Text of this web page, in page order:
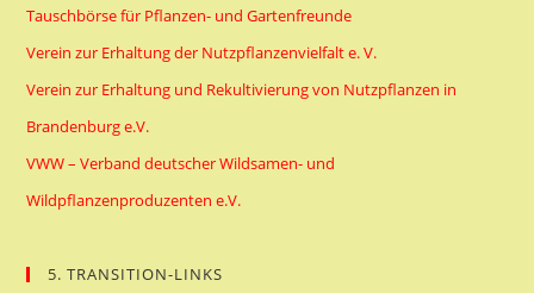
Tauschbörse für Pflanzen- und Gartenfreunde
Verein zur Erhaltung der Nutzpflanzenvielfalt e. V.
Verein zur Erhaltung und Rekultivierung von Nutzpflanzen in
Brandenburg e.V.
VWW – Verband deutscher Wildsamen- und
Wildpflanzenproduzenten e.V.
5. TRANSITION-LINKS